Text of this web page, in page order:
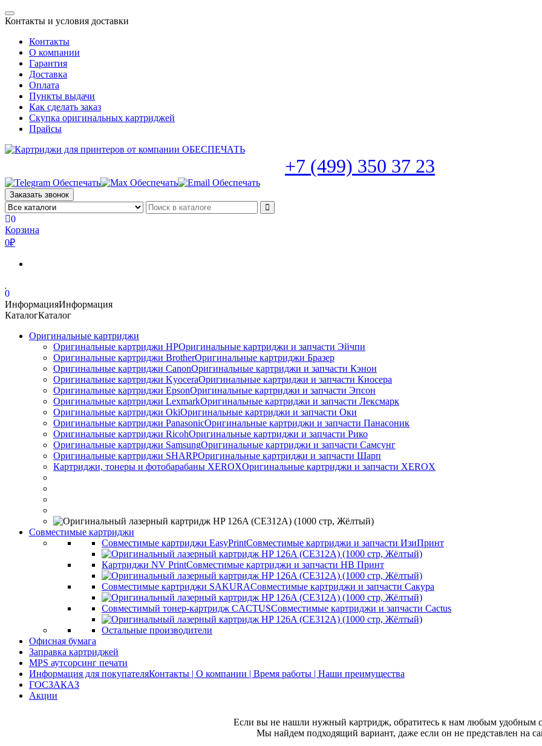
Skip
to
content
Toggle
navigation
Контакты и условия доставки
Контакты
О компании
Гарантия
Доставка
Оплата
Пункты выдачи
Как сделать заказ
Скупка оригинальных картриджей
Прайсы
+7 (499) 350 37 23
Заказать звонок
0
Корзина
0₽
0
ИнформацияИнформация
КаталогКаталог
Оригинальные картриджи
Оригинальные картриджи HPОригинальные картриджи и запчасти Эйчпи
Оригинальные картриджи BrotherОригинальные картриджи Бразер
Оригинальные картриджи CanonОригинальные картриджи и запчасти Кэнон
Оригинальные картриджи KyoceraОригинальные картриджи и запчасти Киосера
Оригинальные картриджи EpsonОригинальные картриджи и запчасти Эпсон
Оригинальные картриджи LexmarkОригинальные картриджи и запчасти Лексмарк
Оригинальные картриджи ОkiОригинальные картриджи и запчасти Оки
Оригинальные картриджи PanasonicОригинальные картриджи и запчасти Панасоник
Оригинальные картриджи RicohОригинальные картриджи и запчасти Рико
Оригинальные картриджи SamsungОригинальные картриджи и запчасти Самсунг
Оригинальные картриджи SHARPОригинальные картриджи и запчасти Шарп
Картриджи, тонеры и фотобарабаны XEROXОригинальные картриджи и запчасти XEROX
Совместимые картриджи
Совместимые картриджи EasyPrintСовместимые картриджи и запчасти ИзиПринт
Картриджи NV PrintСовместимые картриджи и запчасти НВ Принт
Совместимые картриджи SAKURAСовместимые картриджи и запчасти Сакура
Совместимый тонер-картридж CACTUSСовместимые картриджи и запчасти Cactus
Остальные производители
Офисная бумага
Заправка картриджей
MPS аутсорсинг печати
Информация для покупателяКонтакты | О компании | Время работы | Наши преимущества
ГОСЗАКАЗ
Акции
Если вы не нашли нужный картридж, обратитесь к нам любым удобным
Мы найдем подходящий вариант, даже если он не представлен на